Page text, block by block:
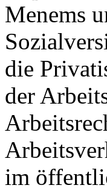
Menems
die
der
im